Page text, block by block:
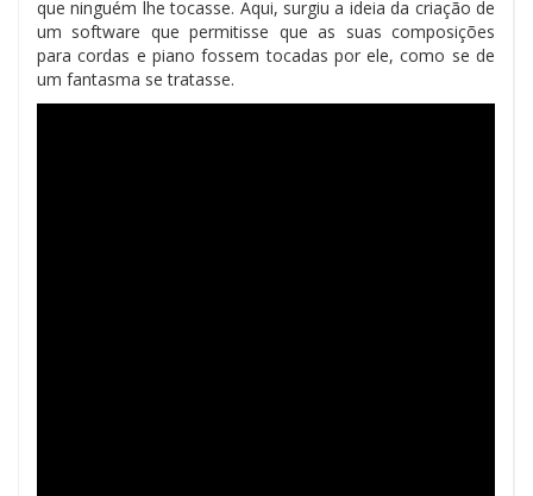
que ninguém lhe tocasse. Aqui, surgiu a ideia da criação de
um software que permitisse que as suas composições
para cordas e piano fossem tocadas por ele, como se de
um fantasma se tratasse.